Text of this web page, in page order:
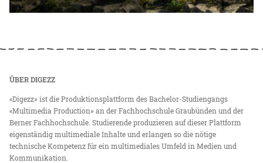
ÜBER DIGEZZ
«Digezz» ist die Produktionsplattform des Bachelor-Studiengangs
«Multimedia Production» an der Fachhochschule Graubünden und der
Berner Fachhochschule. Studierende produzieren auf dieser Plattform
eigenständig multimediale Inhalte und erlangen so die nötige
technische Kompetenz für ein multimediales Umfeld in Medien und
Kommunikation.